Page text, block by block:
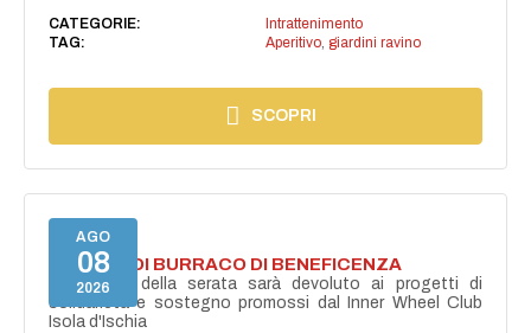
CATEGORIE:
Intrattenimento
TAG:
Aperitivo, giardini ravino
SCOPRI
AGO
08
2026
TORNEO DI BURRACO DI BENEFICENZA
Il ricavato della serata sarà devoluto ai progetti di
solidarietà e sostegno promossi dal Inner Wheel Club
Isola d'Ischia